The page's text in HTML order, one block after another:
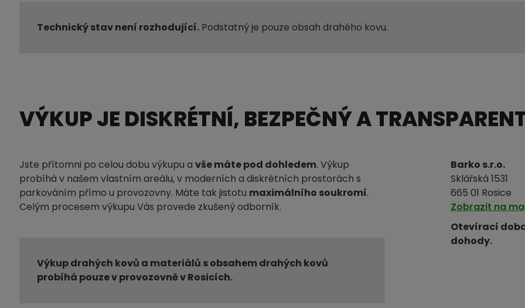
Technický stav není rozhodující. Podstatný je pouze obsah drahého kovu.
VÝKUP JE DISKRÉTNÍ, BEZPEČNÝ A
Jste přítomni po celou dobu výkupu a vše máte pod dohledem. Výkup
probíhá v našem vlastním areálu, v moderních a diskrétních prostorách s
parkováním přímo u provozovny. Máte tak jistotu maximálního soukromí.
Celým procesem výkupu Vás provede zkušený odborník.
Výkup drahých kovů a materiálů s obsahem drahých kovů
probíhá pouze v provozovně v Rosicích.
Barko s.r.o.
Sklářská 1531
665 01 Rosice
Zobrazit na
Otevírací
dohody.